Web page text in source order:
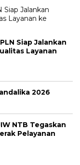
Siap Jalankan
Layanan
2026
NTB Tegaskan
Pelayanan